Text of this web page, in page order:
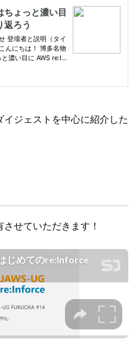
ジェストを中心に紹介した
せていただきます！